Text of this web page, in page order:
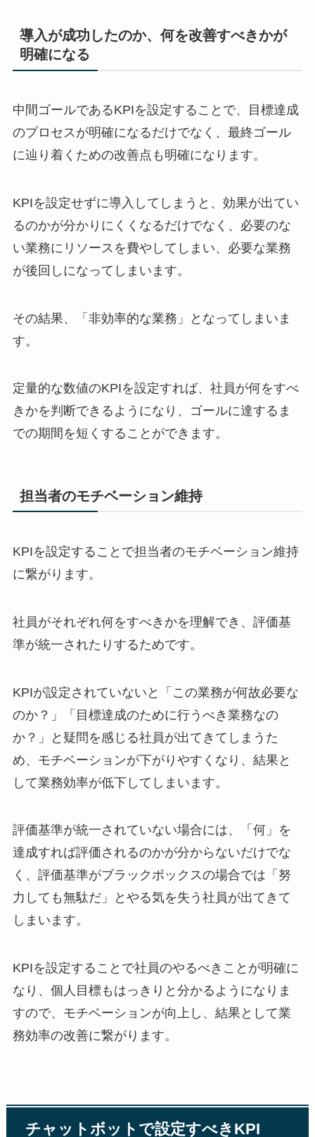
導入が成功したのか、何を改善すべきかが
明確になる
中間ゴールであるKPIを設定することで、目標達成
のプロセスが明確になるだけでなく、最終ゴール
に辿り着くための改善点も明確になります。
KPIを設定せずに導入してしまうと、効果が出てい
るのかが分かりにくくなるだけでなく、必要のな
い業務にリソースを費やしてしまい、必要な業務
が後回しになってしまいます。
その結果、「非効率的な業務」となってしまいま
す。
定量的な数値のKPIを設定すれば、社員が何をすべ
きかを判断できるようになり、ゴールに達するま
での期間を短くすることができます。
担当者のモチベーション維持
KPIを設定することで担当者のモチベーション維持
に繋がります。
社員がそれぞれ何をすべきかを理解でき、評価基
準が統一されたりするためです。
KPIが設定されていないと「この業務が何故必要な
のか？」「目標達成のために行うべき業務なの
か？」と疑問を感じる社員が出てきてしまうた
め、モチベーションが下がりやすくなり、結果と
して業務効率が低下してしまいます。
評価基準が統一されていない場合には、「何」を
達成すれば評価されるのかが分からないだけでな
く、評価基準がブラックボックスの場合では「努
力しても無駄だ」とやる気を失う社員が出てきて
しまいます。
KPIを設定することで社員のやるべきことが明確に
なり、個人目標もはっきりと分かるようになりま
すので、モチベーションが向上し、結果として業
務効率の改善に繋がります。
チャットボットで設定すべき KPI